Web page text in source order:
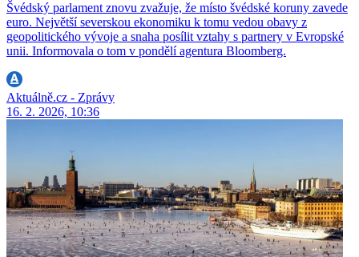
Švédský parlament znovu zvažuje, že místo švédské koruny zavede
euro. Největší severskou ekonomiku k tomu vedou obavy z
geopolitického vývoje a snaha posílit vztahy s partnery v Evropské
unii. Informovala o tom v pondělí agentura Bloomberg.
Aktuálně.cz - Zprávy
16. 2. 2026, 10:36